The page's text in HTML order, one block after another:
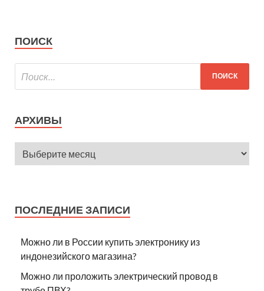
ПОИСК
АРХИВЫ
ПОСЛЕДНИЕ ЗАПИСИ
Можно ли в России купить электронику из
индонезийского магазина?
Можно ли проложить электрический провод в